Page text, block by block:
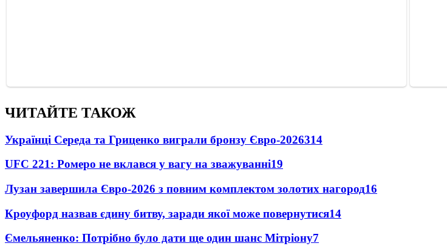
ЧИТАЙТЕ ТАКОЖ
Українці Середа та Гриценко виграли бронзу Євро-2026314
UFC 221: Ромеро не вклався у вагу на зважуванні19
Лузан завершила Євро-2026 з повним комплектом золотих нагород16
Кроуфорд назвав єдину битву, заради якої може повернутися14
Ємельяненко: Потрібно було дати ще один шанс Мітріону7